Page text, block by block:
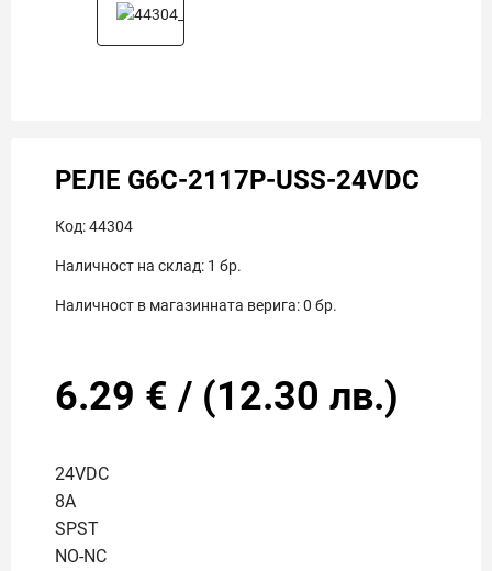
РЕЛЕ G6C-2117P-USS-24VDC
Код:44304
Наличност на склад: 1 бр.
Наличност в магазинната верига:0 бр.
6.29 € / (12.30 лв.)
24VDC
8A
SPST
NO-NC